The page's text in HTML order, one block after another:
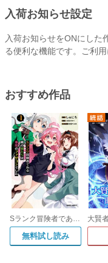
入荷お知らせ設定
入荷お知らせをONにした
る便利な機能です。ご利
おすすめ作品
Sランク冒険者である俺の娘たちは重度のファザコンでした
無料試し読み